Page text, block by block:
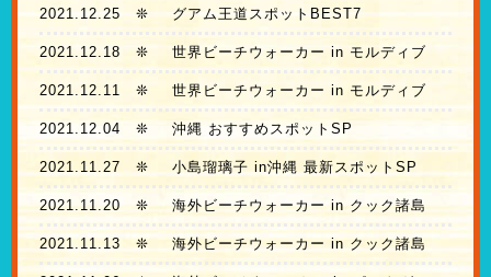
2021.12.25 ❊ グアム王道スポットBEST7
2021.12.18 ❊ 世界ビーチウォーカー in モルディブ
2021.12.11 ❊ 世界ビーチウォーカー in モルディブ
2021.12.04 ❊ 沖縄 おすすめスポットSP
2021.11.27 ❊ 小島瑠璃子 in沖縄 最新スポットSP
2021.11.20❊ 海外ビーチウォーカー in クック諸島
2021.11.13 ❊ 海外ビーチウォーカー in クック諸島